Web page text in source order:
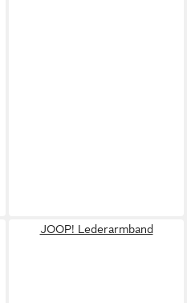
JOOP! Lederarmband